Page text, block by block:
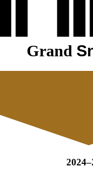
Grand